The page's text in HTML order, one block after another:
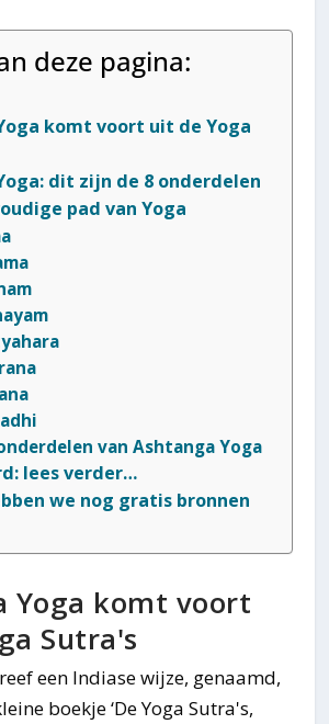
deze pagina:
komt voort uit de Yoga
dit zijn de 8 onderdelen
pad van Yoga
van Ashtanga Yoga
lees verder…
we nog gratis bronnen
Yoga komt voort
Sutra's
een Indiase wijze, genaamd,
boekje ‘De Yoga Sutra's,